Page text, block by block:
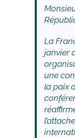
La
janvier
une
la paix